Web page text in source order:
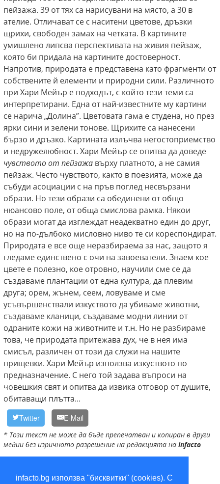
infacto.bg използва "бисквитки" (cookies). С
пейзажа. 39 от тях са нарисувани на място, а 30 в
ателие. Отличават се с наситени цветове, дръзки
щрихи, свободен замах на четката. В картините
умишлено липсва перспективата на живия пейзаж,
която би придала на картините достоверност.
Напротив, природата е представена като фрагменти от
собствените й елементи и природни сили. Различното
при Хари Мейър е подходът, с който тези теми са
интерпретирани. Една от най-известните му картини
се нарича „Долина”. Цветовата гама е студена, но през
ярки сини и зелени тонове. Щрихите са нанесени
бързо и дръзко. Картината излъчва негостоприемство
и недружелюбност. Хари Мейър се опитва да доведе
чувството от пейзажа върху платното, а не самия
пейзаж. Често чувството, както в поезията, може да
събуди асоциации с на пръв поглед несвързани
образи. Но тези образи са обединени от общо
нюансово поле, от обща смислова рамка. Някои
образи могат да изглеждат неадекватно един до друг,
но на по-дълбоко мисловно ниво те си кореспондират.
Природата е все още неразбираема за нас, защото я
гледаме единствено с очи на завоеватели. Знаем кое
цвете е полезно, кое отровно, научили сме се да
създаваме плантации от една култура, да плевим
друга; орем, жънем, сеем, ловуваме и сме
усъвършенствали изкуството да убиваме животни,
създаваме кланици, създаваме модни линии от
одраните кожи на животните и т.н. Но не разбираме
това, че природата притежава дух, че в нея има
смисъл, различен от този да служи на нашите
прищевки. Хари Мейър използва изкуството по
предназначение. С него той задава въпроси на
човешкия свят и опитва да извика отговор от душите,
обитаващи плътта...
Twitter E-Mail
* Този текст не може да бъде препечатван и копиран в други
медии без изричното разрешение на редакцията на infacto
Германия,Хари Мейър